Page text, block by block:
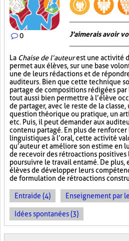
0 J'aimerais avoir
La Chaise de l’auteurest une activité
permet aux élèves, sur une base
une de leurs rédactions et de
auditeurs. Bien que cette technique
partage de compositions rédigées
tout aussi bien permettre à l’élève
de partager, avec le reste de la
question théorique ou pratique, un
etc. Puis, il peut demander aux
contenu partagé. En plus de
linguistiques à l’oral, cette activité
qu’auteur et améliore son estime en
de recevoir des rétroactions positives
poursuivre le travail entamé. De plus,
élèves de développer leurs
de formulation de rétroactions
Entraide (4) Enseignement par
Idées spontanées (3)